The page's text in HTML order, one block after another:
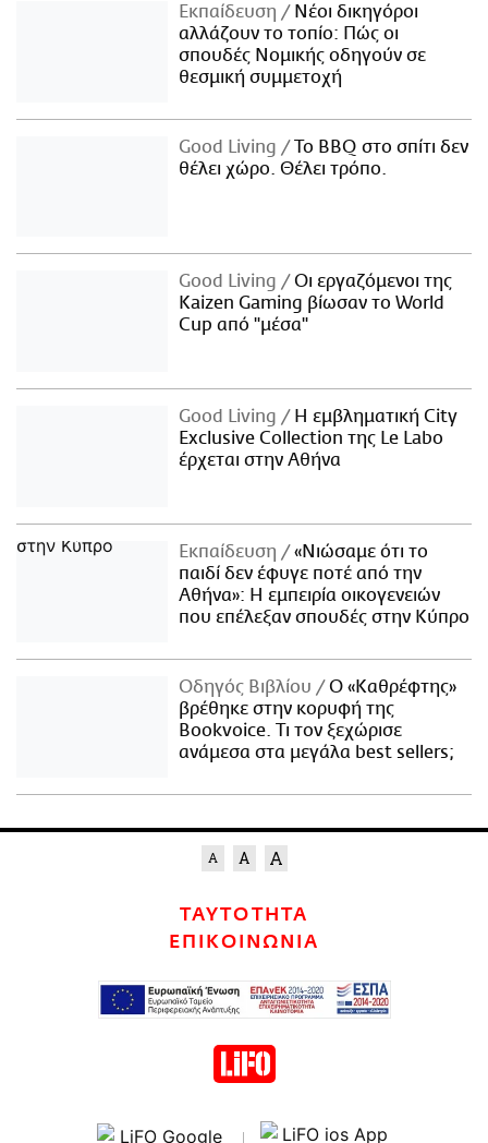
Εκπαίδευση
Νέοι δικηγόροι
αλλάζουν το τοπίο: Πώς οι
σπουδές Νομικής οδηγούν σε
θεσμική συμμετοχή
Good Living
Το BBQ στο σπίτι δεν
θέλει χώρο. Θέλει τρόπο.
Good Living
Οι εργαζόμενοι της
Kaizen Gaming βίωσαν το World
Cup από "μέσα"
Good Living
Η εμβληματική City
Exclusive Collection της Le Labo
έρχεται στην Αθήνα
Εκπαίδευση
«Νιώσαμε ότι το
παιδί δεν έφυγε ποτέ από την
Αθήνα»: Η εμπειρία οικογενειών
που επέλεξαν σπουδές στην Κύπρο
Οδηγός Βιβλίου
Ο «Καθρέφτης»
βρέθηκε στην κορυφή της
Bookvoice. Τι τον ξεχώρισε
ανάμεσα στα μεγάλα best sellers;
ΤΑΥΤΟΤΗΤΑ
ΕΠΙΚΟΙΝΩΝΙΑ